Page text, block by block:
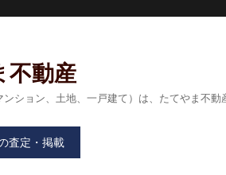
不動産
ション、土地、一戸建て）は、たてやま不動
査定・掲載